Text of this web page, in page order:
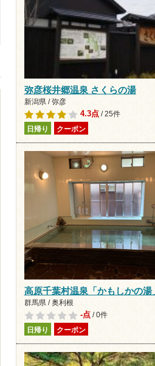
弥彦桜井郷温泉 さくらの湯
新潟県 / 弥彦
4.3点/ 25件
日帰り クーポン
高原千葉村温泉「かもしかの湯
群馬県 / 奥利根
-点/ 0件
日帰り クーポン